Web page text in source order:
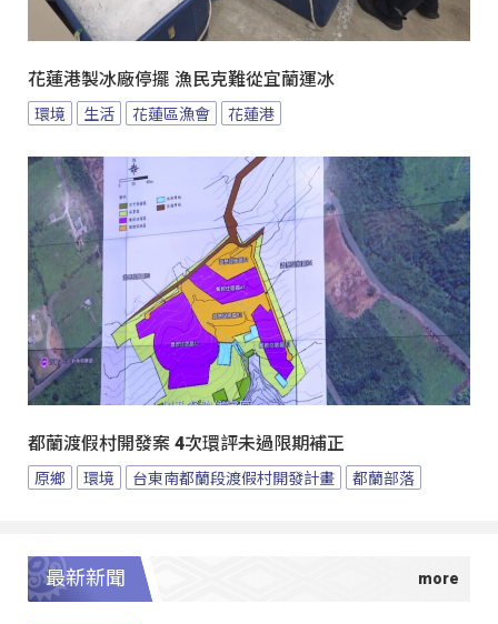
花蓮港製冰廠停擺 漁民克難從宜蘭運冰
環境 生活 花蓮區漁會 花蓮港
都蘭渡假村開發案 4次環評未過限期補正
原鄉 環境 台東南都蘭段渡假村開發計畫 都蘭部落
最新新聞